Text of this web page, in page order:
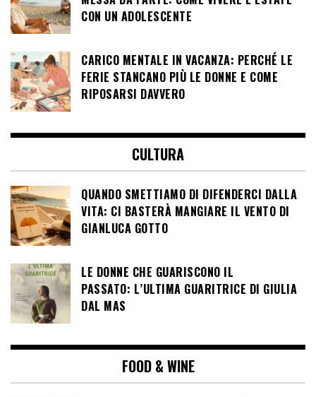
CON UN ADOLESCENTE
CARICO MENTALE IN VACANZA: PERCHÉ LE
FERIE STANCANO PIÙ LE DONNE E COME
RIPOSARSI DAVVERO
CULTURA
QUANDO SMETTIAMO DI DIFENDERCI DALLA
VITA: CI BASTERÀ MANGIARE IL VENTO DI
GIANLUCA GOTTO
LE DONNE CHE GUARISCONO IL
PASSATO: L’ULTIMA GUARITRICE DI GIULIA
DAL MAS
FOOD & WINE